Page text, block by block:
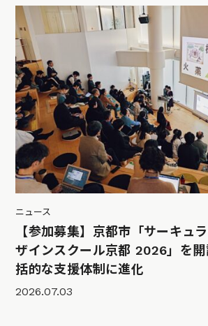
ニュース
【参加募集】京都市「サーキュ
ザインスクール京都 2026」を
括的な支援体制に進化
2026.07.03